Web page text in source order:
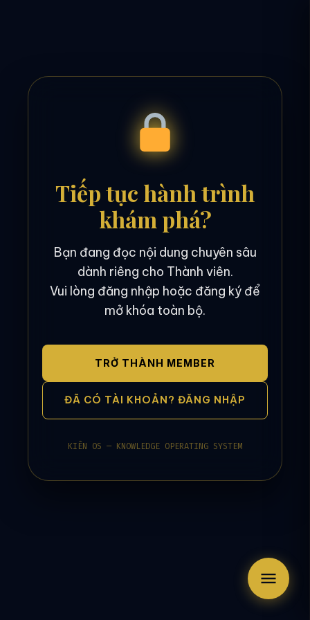
Tiếp tục hành trình
khám phá?
Bạn đang đọc nội dung chuyên sâu
dành riêng cho Thành viên.
Vui lòng đăng nhập hoặc đăng ký để
mở khóa toàn bộ.
TRỞ THÀNH MEMBER
ĐÃ CÓ TÀI KHOẢN? ĐĂNG NHẬP
KIÊN OS — KNOWLEDGE OPERATING SYSTEM